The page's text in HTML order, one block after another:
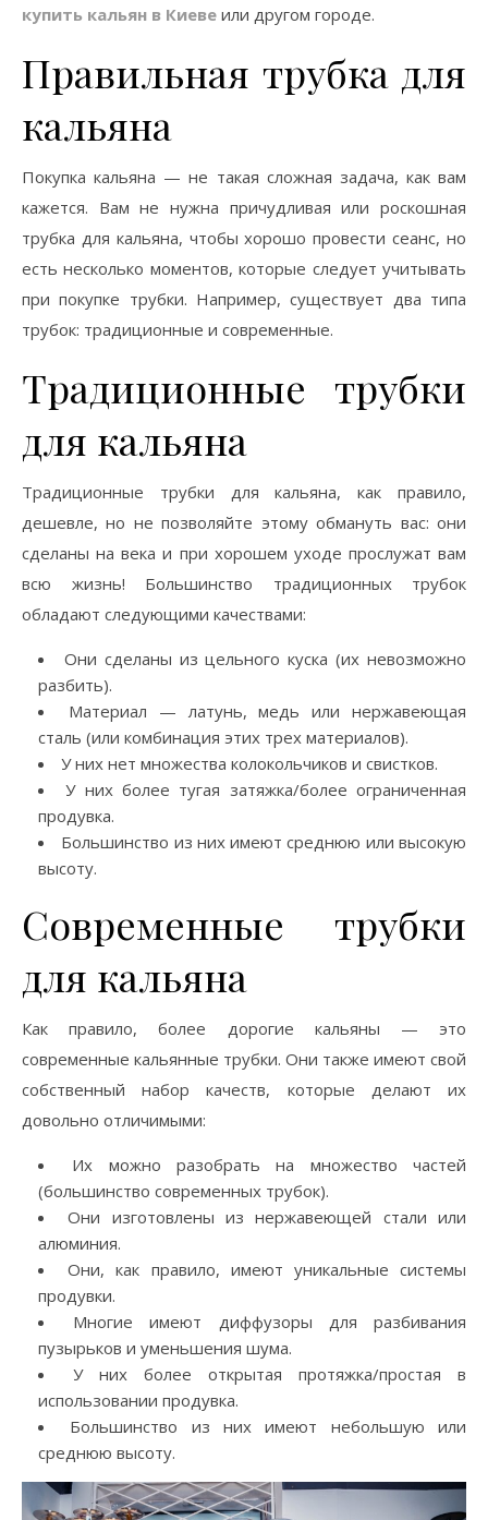
купить кальян в Киеве или другом городе.
Правильная трубка для
кальяна
Покупка кальяна — не такая сложная задача, как вам
кажется. Вам не нужна причудливая или роскошная
трубка для кальяна, чтобы хорошо провести сеанс, но
есть несколько моментов, которые следует учитывать
при покупке трубки. Например, существует два типа
трубок: традиционные и современные.
Традиционные трубки
для кальяна
Традиционные трубки для кальяна, как правило,
дешевле, но не позволяйте этому обмануть вас: они
сделаны на века и при хорошем уходе прослужат вам
всю жизнь! Большинство традиционных трубок
обладают следующими качествами:
Они сделаны из цельного куска (их невозможно
разбить).
Материал — латунь, медь или нержавеющая
сталь (или комбинация этих трех материалов).
У них нет множества колокольчиков и свистков.
У них более тугая затяжка/более ограниченная
продувка.
Большинство из них имеют среднюю или высокую
высоту.
Современные трубки
для кальяна
Как правило, более дорогие кальяны — это
современные кальянные трубки. Они также имеют свой
собственный набор качеств, которые делают их
довольно отличимыми:
Их можно разобрать на множество частей
(большинство современных трубок).
Они изготовлены из нержавеющей стали или
алюминия.
Они, как правило, имеют уникальные системы
продувки.
Многие имеют диффузоры для разбивания
пузырьков и уменьшения шума.
У них более открытая протяжка/простая в
использовании продувка.
Большинство из них имеют небольшую или
среднюю высоту.